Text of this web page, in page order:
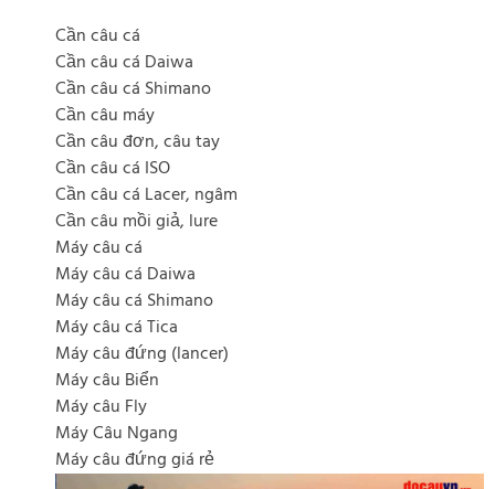
Cần câu cá
Cần câu cá Daiwa
Cần câu cá Shimano
Cần câu máy
Cần câu đơn, câu tay
Cần câu cá ISO
Cần câu cá Lacer, ngâm
Cần câu mồi giả, lure
Máy câu cá
Máy câu cá Daiwa
Máy câu cá Shimano
Máy câu cá Tica
Máy câu đứng (lancer)
Máy câu Biển
Máy câu Fly
Máy Câu Ngang
Máy câu đứng giá rẻ